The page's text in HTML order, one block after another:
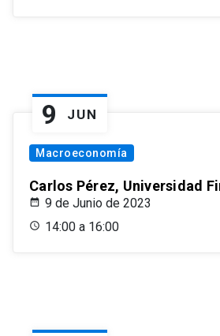
9 JUN
Macroeconomía
Carlos Pérez, Universidad
9 de Junio de 2023
14:00 a 16:00